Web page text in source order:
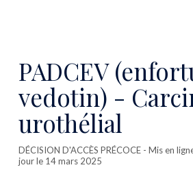
PADCEV
vedotin) -
urothélial
DÉCISION D'ACCÈS PRÉCOCE - Mis en
jour le 14 mars 2025